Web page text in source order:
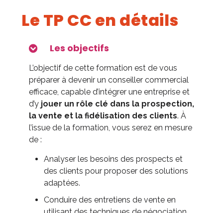
Le TP CC en détails
Les objectifs
L’objectif de cette formation est de vous
préparer à devenir un conseiller commercial
efficace, capable d’intégrer une entreprise et
d’y jouer un rôle clé dans la prospection,
la vente et la fidélisation des clients. À
l’issue de la formation, vous serez en mesure
de :
Analyser les besoins des prospects et
des clients pour proposer des solutions
adaptées.
Conduire des entretiens de vente en